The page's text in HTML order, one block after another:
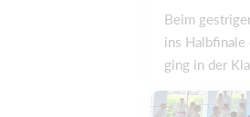
Beim
ins
ging in der